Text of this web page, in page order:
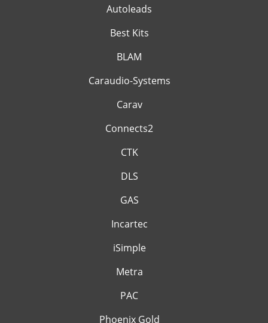
Autoleads
Best Kits
BLAM
Caraudio-Systems
Carav
Connects2
CTK
DLS
GAS
Incartec
iSimple
Metra
PAC
Phoenix Gold